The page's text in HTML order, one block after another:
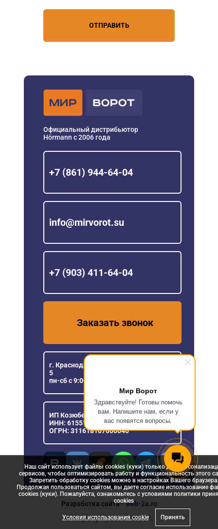
Мир Ворот
Здравствуйте! Готовы помочь
вам. Напишите нам, если у
вас появятся вопросы.
ОТПРАВИТЬ
Официальный дистрибьютор
Hörmann с 2006 года
+7 (861) 944-64-04
info@mirvorot.su
+7 (903) 411-64-04
Заказать звонок
г. Краснодар, ул. Уральская, 151/1, офис
5
пн-сб с 9:00 до 18:00
ИП Козюберда Денис Александрович
ИНН: 615516030057
ОГРН: 311618107000040
Разработка сайта- web-2a.ru
© Мир Ворот, 2006 - 2026 г.
Наш сайт использует файлы cookies (куки) только для
сервисов, чтобы оптимизировать работу и функциональность этого
Запретить обработку cookies можно в настройках Вашего браузера.
Продолжая пользоваться сайтом, вы даете согласие использование
cookies (куки). Пожалуйста, ознакомьтесь с условиями политики
сookies
Условия использования cookie Принять